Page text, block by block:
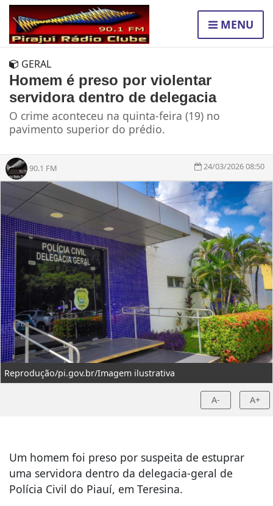
MENU
GERAL
Homem é preso por violentar
servidora dentro de delegacia
O crime aconteceu na quinta-feira (19) no
pavimento superior do prédio.
90.1 FM 24/03/2026 08:50
Reprodução/pi.gov.br/Imagem ilustrativa
A- A+
Um homem foi preso por suspeita de estuprar
uma servidora dentro da delegacia-geral de
Polícia Civil do Piauí, em Teresina.